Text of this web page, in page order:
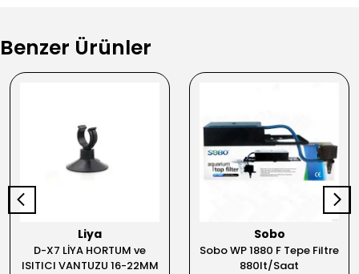
Benzer Ürünler
Liya
D-X7 LİYA HORTUM ve
ISITICI VANTUZU 16-22MM
Sobo
Sobo WP 1880 F Tepe Filtre
880lt/Saat